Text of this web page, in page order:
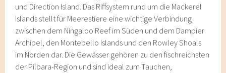
und Direction Island. Das Riffsystem rund um die Mackerel
Islands stellt für Meerestiere eine wichtige Verbindung
zwischen dem Ningaloo Reef im Süden und dem Dampier
Archipel, den Montebello Islands und den Rowley Shoals
im Norden dar. Die Gewässer gehören zu den fischreichsten
der Pilbara-Region und sind ideal zum Tauchen,